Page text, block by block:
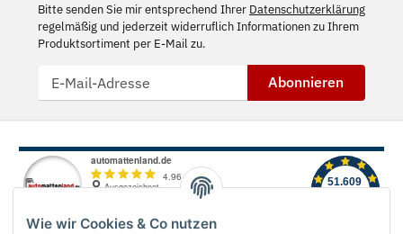
Wie wir Cookies & Co nutzen
Bitte senden Sie mir entsprechend Ihrer Datenschutzerklärung
regelmäßig und jederzeit widerruflich Informationen zu Ihrem
Produktsortiment per E-Mail zu.
Abonnieren